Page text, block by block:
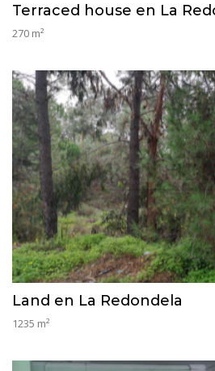
Terraced house en La
270 m²
Land en La Redondela
1235 m²